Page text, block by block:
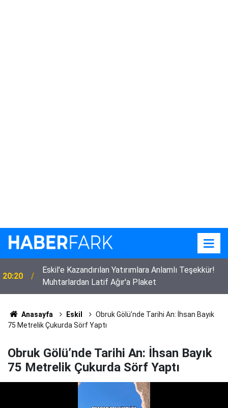
20:20
Eskil'e Kazandırılan Yatırımlara Anlamlı Teşekkür!
Muhtarlardan Latif Ağır'a Plaket
Anasayfa Eskil
Obruk Gölü’nde Tarihi An: İhsan Bayık
75 Metrelik Çukurda Sörf Yaptı
Obruk Gölü’nde Tarihi An: İhsan Bayık
75 Metrelik Çukurda Sörf Yaptı